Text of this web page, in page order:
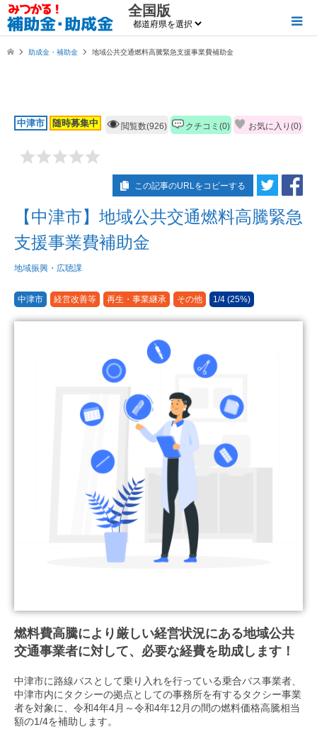
全国版
助成金・補助金 地域公共交通燃料高騰緊急支援事業費補助金
中津市 随時募集中 閲覧数(926) クチコミ(0) お気に入り(0)
この記事のURLをコピーする
【中津市】地域公共交通燃料高騰緊急
支援事業費補助金
地域振興・広聴課
中津市 経営改善等 再生・事業継承 その他 1/4 (25%)
燃料費高騰により厳しい経営状況にある地域公共
交通事業者に対して、必要な経費を助成します！
中津市に路線バスとして乗り入れを行っている乗合バス事業者、
中津市内にタクシーの拠点としての事務所を有するタクシー事業
者を対象に、令和4年4月～令和4年12月の間の燃料価格高騰相当
額の1/4を補助します。